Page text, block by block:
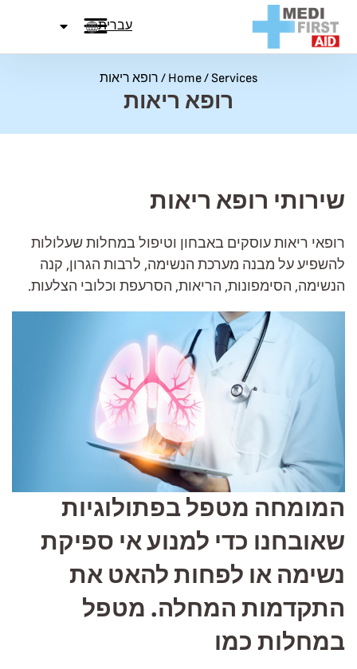
דלג לתוכן
עברית
Home/Services
/ רופא ריאות
רופא ריאות
שירותי רופא ריאות
רופאי ריאות עוסקים באבחון וטיפול במחלות שעלולות
להשפיע על מבנה מערכת הנשימה, לרבות הגרון, קנה
הנשימה, הסימפונות, הריאות, הסרעפת וכלובי הצלעות.
המומחה מטפל בפתולוגיות
שאובחנו כדי למנוע אי ספיקת
נשימה או לפחות להאט את
התקדמות המחלה. מטפל
במחלות כמו